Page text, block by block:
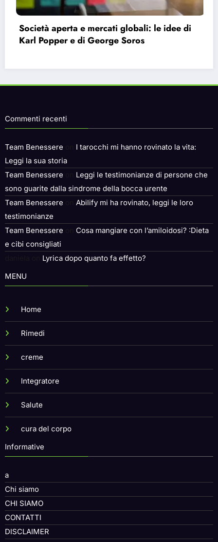
Bauman e la modernità liquida: perché
sentiamo vuoti nonostante le infinite
Commenti recenti
Team Benessere
I tarocchi mi hanno rovinato la vita:
Leggi la sua storia
Team Benessere
Leggi le testimonianze di persone che
sono guarite dalla sindrome della bocca urente
Team Benessere
Abilify mi ha rovinato, leggi le loro
testimonianze
Team Benessere
Cosa mangiare con l’amiloidosi? :Dieta
e cibi consigliati
Lyrica dopo quanto fa effetto?
MENU
Home
Rimedi
creme
Integratore
Salute
cura del corpo
Informative
a
Chi siamo
CHI SIAMO
CONTATTI
DISCLAIMER